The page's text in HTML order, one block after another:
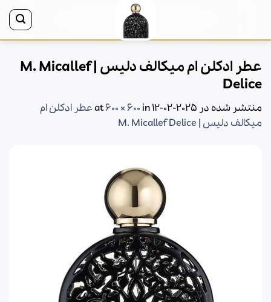
content
عطر ادکلن ام میکالف دلیس | M. Micallef
Delice
منتشر شده در 2025-02-12
600 × 600 in
عطر ادکلن ام
میکالف دلیس | M. Micallef Delice